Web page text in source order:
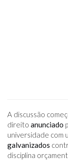
A discussão
direito anunciado
universidade com
galvanizados
disciplina